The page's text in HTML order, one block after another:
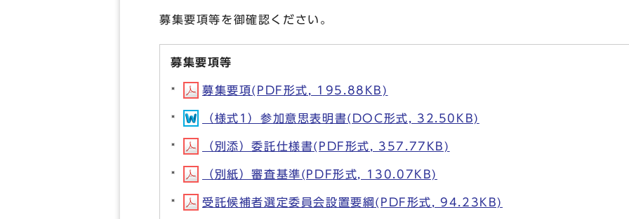
募集要項等を御確認ください。
募集要項等
募集要項(PDF形式, 195.88KB)
（様式1）参加意思表明書(DOC形式, 32.50KB)
（別添）委託仕様書(PDF形式, 357.77KB)
（別紙）審査基準(PDF形式, 130.07KB)
受託候補者選定委員会設置要綱(PDF形式, 94.23KB)